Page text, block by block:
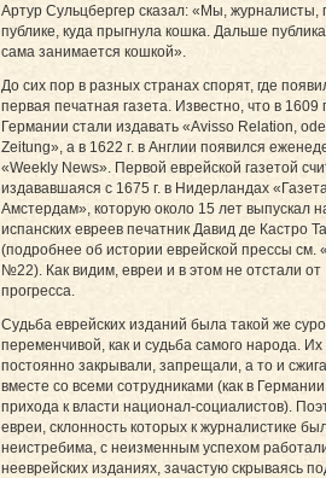
Артур Сульцбергер сказал: «Мы, журналисты,
публике, куда прыгнула кошка. Дальше
сама занимается кошкой».
До сих пор в разных странах спорят, где
первая печатная газета. Известно, что в 1609
Германии стали издавать «Avisso Relation,
Zeitung», а в 1622 г. в Англии появился
«Weekly News». Первой еврейской газетой
издававшаяся с 1675 г. в Нидерландах
Амстердам», которую около 15 лет выпускал
испанских евреев печатник Давид де Кастро
(подробнее об истории еврейской прессы см.
№22). Как видим, евреи и в этом не отстали от
прогресса.
Судьба еврейских изданий была такой же
переменчивой, как и судьба самого народа. Их
постоянно закрывали, запрещали, а то и
вместе со всеми сотрудниками (как в
прихода к власти национал-социалистов).
евреи, склонность которых к журналистике
неистребима, с неизменным успехом
нееврейских изданиях, зачастую скрываясь